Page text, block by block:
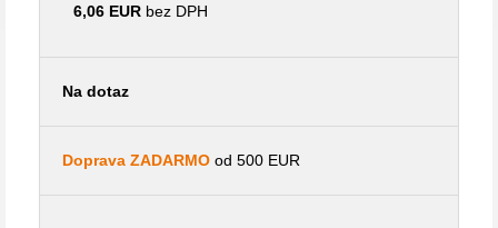
6,06 EUR bez DPH
Na dotaz
Doprava ZADARMO od 500 EUR